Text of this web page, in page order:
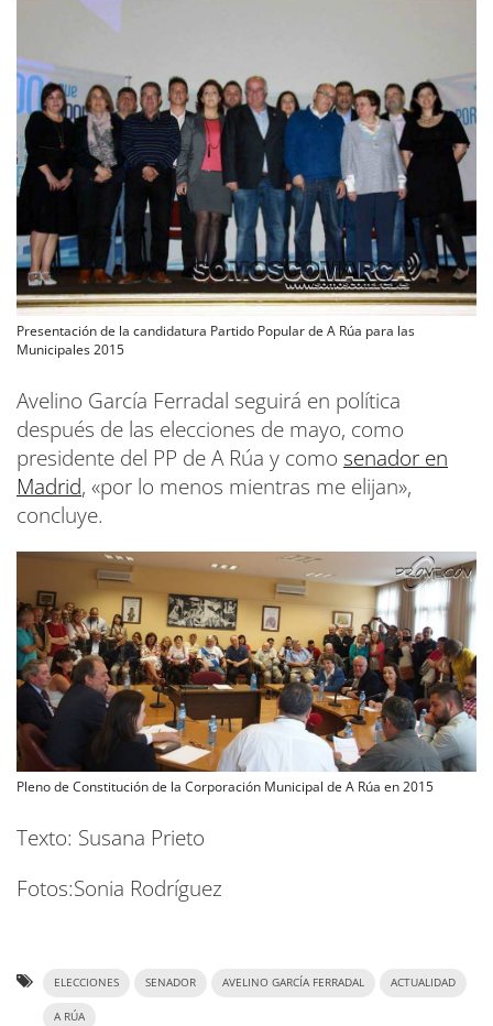
Presentación de la candidatura Partido Popular de A Rúa para las
Municipales 2015
Avelino García Ferradal seguirá en política
después de las elecciones de mayo, como
presidente del PP de A Rúa y como senador en
Madrid, «por lo menos mientras me elijan»,
concluye.
Pleno de Constitución de la Corporación Municipal de A Rúa en 2015
Texto: Susana Prieto
Fotos:Sonia Rodríguez
ELECCIONES SENADOR AVELINO GARCÍA FERRADAL ACTUALIDAD
A RÚA